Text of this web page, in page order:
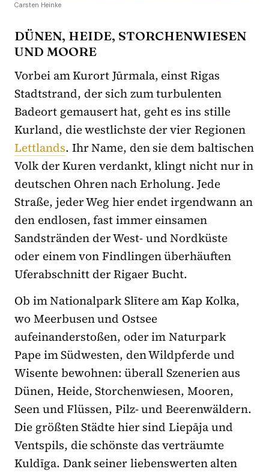
Carsten Heinke
DÜNEN, HEIDE, STORCHENWIESEN
UND MOORE
Vorbei am Kurort Jūrmala, einst Rigas
Stadtstrand, der sich zum turbulenten
Badeort gemausert hat, geht es ins stille
Kurland, die westlichste der vier Regionen
Lettlands. Ihr Name, den sie dem baltischen
Volk der Kuren verdankt, klingt nicht nur in
deutschen Ohren nach Erholung. Jede
Straße, jeder Weg hier endet irgendwann an
den endlosen, fast immer einsamen
Sandstränden der West- und Nordküste
oder einem von Findlingen überhäuften
Uferabschnitt der Rigaer Bucht.
Ob im Nationalpark Slītere am Kap Kolka,
wo Meerbusen und Ostsee
aufeinanderstoßen, oder im Naturpark
Pape im Südwesten, den Wildpferde und
Wisente bewohnen: überall Szenerien aus
Dünen, Heide, Storchenwiesen, Mooren,
Seen und Flüssen, Pilz- und Beerenwäldern.
Die größten Städte hier sind Liepāja und
Ventspils, die schönste das verträumte
Kuldīga. Dank seiner liebenswerten alten